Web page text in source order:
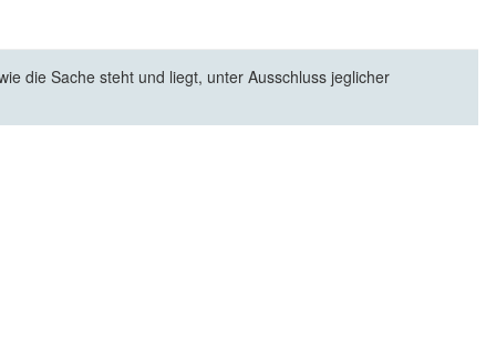
die Sache steht und liegt, unter Ausschluss jeglicher